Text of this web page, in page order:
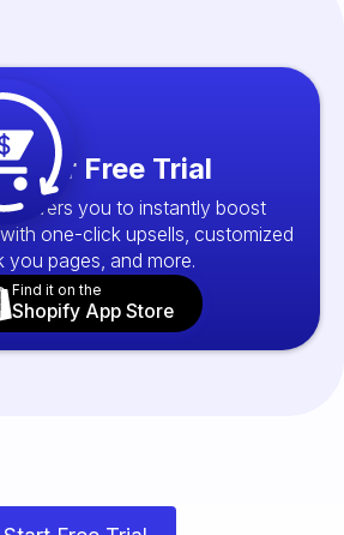
your Free Trial
you to instantly boost
one-click upsells, customized
you pages, and more.
Find it on the
Shopify App Store